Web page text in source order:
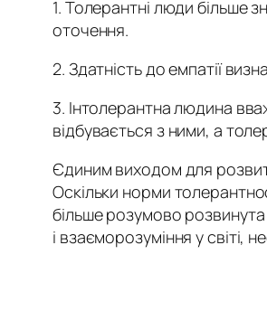
1. Толерантні люди більше
оточення.
2. Здатність до емпатії
3. Інтолерантна людина
відбувається з ними, а
Єдиним виходом для
Оскільки норми
більше розумово
і взаєморозуміння у світі,